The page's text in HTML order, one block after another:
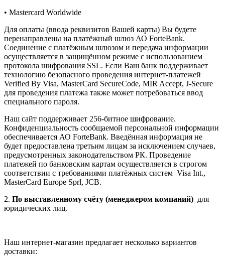
• Mastercard Worldwide
Для оплаты (ввода реквизитов Вашей карты) Вы будете
перенаправлены на платёжный шлюз АО ForteBank.
Соединение с платёжным шлюзом и передача информации
осуществляется в защищённом режиме с использованием
протокола шифрования SSL. Если Ваш банк поддерживает
технологию безопасного проведения интернет-платежей
Verified By Visa, MasterCard SecureCode, MIR Accept, J-Secure
для проведения платежа также может потребоваться ввод
специального пароля.
Наш сайт поддерживает 256-битное шифрование.
Конфиденциальность сообщаемой персональной информации
обеспечивается АО ForteBank. Введённая информация не
будет предоставлена третьим лицам за исключением случаев,
предусмотренных законодательством РК. Проведение
платежей по банковским картам осуществляется в строгом
соответствии с требованиями платёжных систем Visa Int.,
MasterCard Europe Sprl, JCB.
2. По выставленному счёту (менеджером компаний) для
юридических лиц.
Наш интернет-магазин предлагает несколько вариантов
доставки: